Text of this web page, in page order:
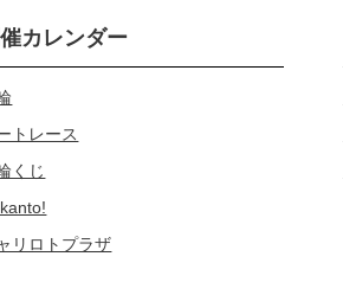
カレンダー
トレース
くじ
リロトプラザ